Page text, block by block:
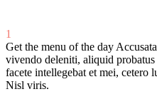
1
Get the menu of the day
vivendo deleniti, aliquid
facete intellegebat et mei, cetero
Nisl viris.